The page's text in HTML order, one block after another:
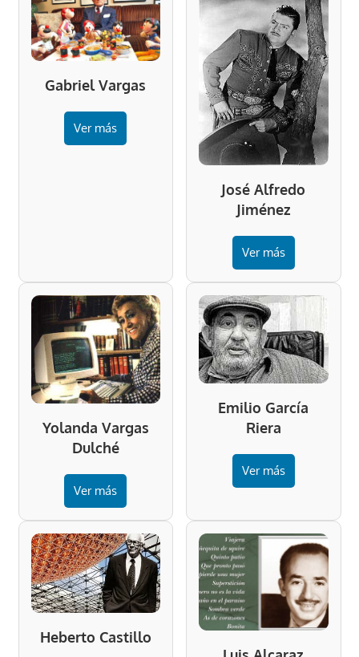
Gabriel Vargas
Ver más
José Alfredo
Jiménez
Ver más
Yolanda Vargas
Dulché
Ver más
Emilio García
Riera
Ver más
Heberto Castillo